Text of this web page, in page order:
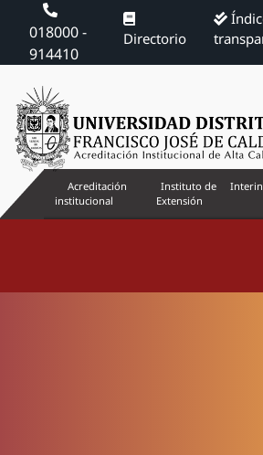
018000 -
914410
Directorio
Acreditación
institucional
Instituto de
Extensión